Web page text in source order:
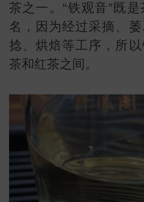
叶
茶之一。“铁观音”既
名，因为经过采摘、
捻、烘焙等工序，所
茶和红茶之间。